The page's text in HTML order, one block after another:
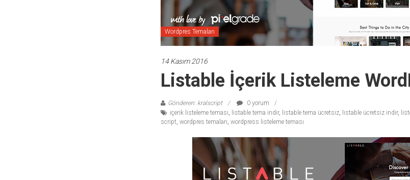
Wordpres Temaları
14 Kasım 2016
Listable İçerik Listeleme
Gönderen: kralscript
0 yorum
içerik listeleme teması, listable tema indir, listable tema ücretsiz, listable ücretsiz indir,
script, wordpres temaları, wordpress listeleme teması